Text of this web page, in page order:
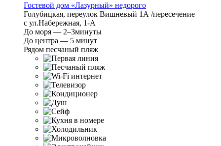
Гостевой дом «Лазурный» недорого
Голубицкая, переулок Вишневый 1А /пересечение
с ул.Набережная, 1-А
До моря — 2–3минуты
До центра — 5 минут
Рядом песчаный пляж